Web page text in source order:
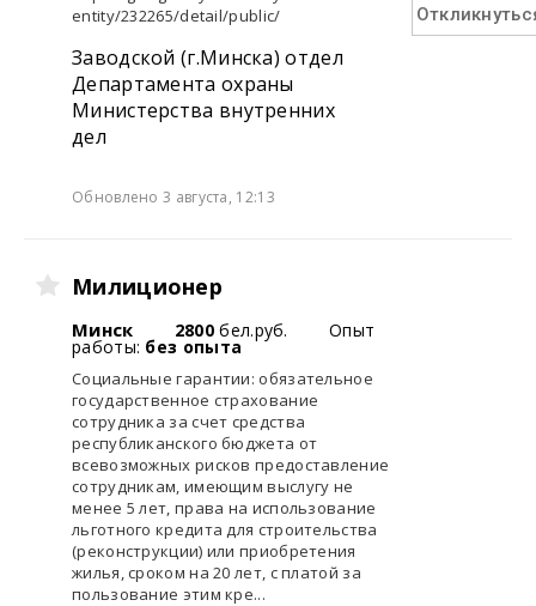
entity/232265/detail/public/
Заводской (г.Минска) отдел
Департамента охраны
Министерства внутренних
дел
Обновлено 3 августа, 12:13
Милиционер
Минск 2800 бел.руб. Опыт
работы: без опыта
Социальные гарантии: обязательное
государственное страхование
сотрудника за счет средства
республиканского бюджета от
всевозможных рисков предоставление
сотрудникам, имеющим выслугу не
менее 5 лет, права на использование
льготного кредита для строительства
(реконструкции) или приобретения
жилья, сроком на 20 лет, с платой за
пользование этим кре...